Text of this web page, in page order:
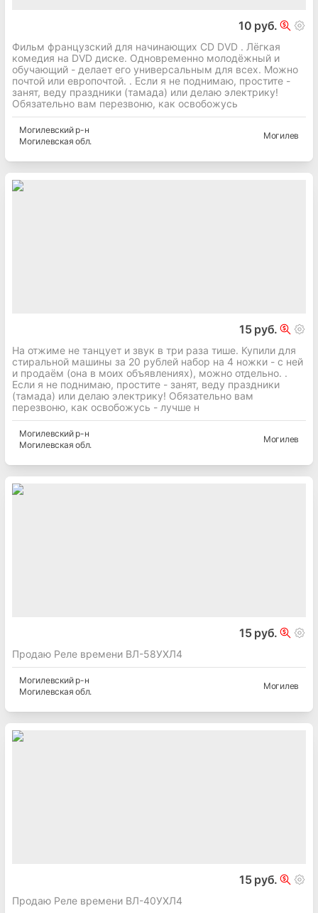
10 руб.
Фильм французский для начинающих CD DVD . Лёгкая
комедия на DVD диске. Одновременно молодёжный и
обучающий - делает его универсальным для всех. Можно
почтой или европочтой. . Если я не поднимаю, простите -
занят, веду праздники (тамада) или делаю электрику!
Обязательно вам перезвоню, как освобожусь
Могилевскийр-н
Могилевская обл.
Могилев
15 руб.
На отжиме не танцует и звук в три раза тише. Купили для
стиральной машины за 20 рублей набор на 4 ножки - с ней
и продаём (она в моих объявлениях), можно отдельно. .
Если я не поднимаю, простите - занят, веду праздники
(тамада) или делаю электрику! Обязательно вам
перезвоню, как освобожусь - лучше н
Могилевскийр-н
Могилевская обл.
Могилев
15 руб.
Продаю Реле времени ВЛ-58УХЛ4
Могилевскийр-н
Могилевская обл.
Могилев
15 руб.
Продаю Реле времени ВЛ-40УХЛ4